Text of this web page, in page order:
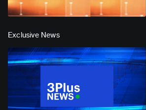
Exclusive News